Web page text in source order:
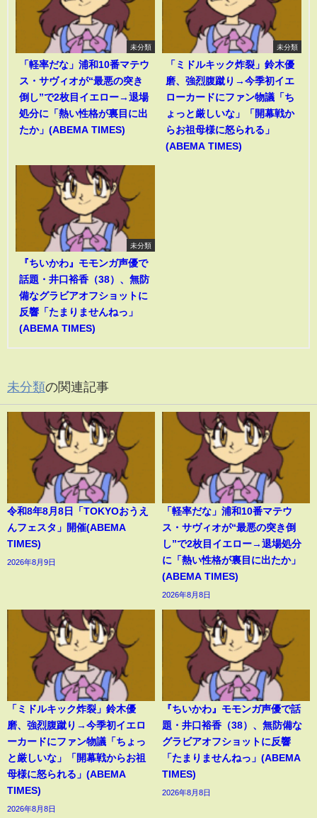
未分類
「軽率だな」浦和10番マテウ
ス・サヴィオが“最悪の突き
倒し”で2枚目イエロー→退場
処分に「熱い性格が裏目に出
たか」(ABEMA TIMES)
未分類
「ミドルキック炸裂」鈴木優
磨、強烈腹蹴り→今季初イエ
ローカードにファン物議「ち
ょっと厳しいな」「開幕戦か
らお祖母様に怒られる」
(ABEMA TIMES)
未分類
『ちいかわ』モモンガ声優で
話題・井口裕香（38）、無防
備なグラビアオフショットに
反響「たまりませんねっ」
(ABEMA TIMES)
未分類の関連記事
令和8年8月8日「TOKYOおうえ
んフェスタ」開催(ABEMA
TIMES)
2026年8月9日
「軽率だな」浦和10番マテウ
ス・サヴィオが“最悪の突き倒
し”で2枚目イエロー→退場処分
に「熱い性格が裏目に出たか」
(ABEMA TIMES)
2026年8月8日
「ミドルキック炸裂」鈴木優
磨、強烈腹蹴り→今季初イエロ
ーカードにファン物議「ちょっ
と厳しいな」「開幕戦からお祖
母様に怒られる」(ABEMA
TIMES)
2026年8月8日
『ちいかわ』モモンガ声優で話
題・井口裕香（38）、無防備な
グラビアオフショットに反響
「たまりませんねっ」(ABEMA
TIMES)
2026年8月8日